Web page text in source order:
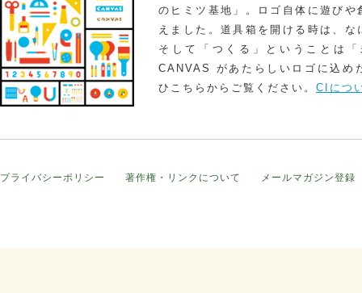
のヒミツ基地」。ロゴ自体に遊び
えました。道具箱を開ける時は、
そして「つくる」ということは
CANVAS があたらしいロゴに込め
ひこちらからご覧ください。 CIにつ
プライバシーポリシー 著作権・リンクについて メールマガジン登録